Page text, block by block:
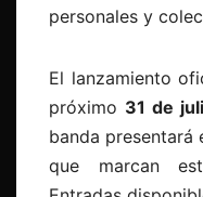
personales y
El lanzamiento
próximo 31 de
banda presentará
que marcan